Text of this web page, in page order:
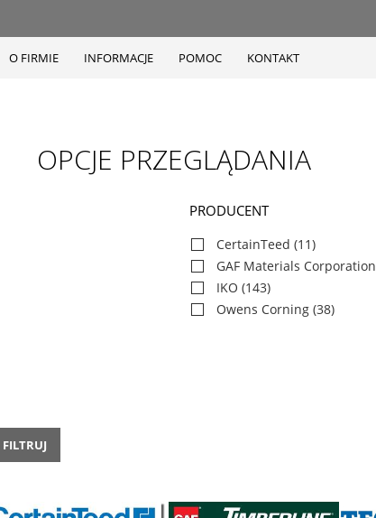
O FIRMIE INFORMACJE POMOC KONTAKT
OPCJE PRZEGLĄDANIA
PRODUCENT
CertainTeed (11)
GAF Materials Corporation
IKO (143)
Owens Corning (38)
FILTRUJ